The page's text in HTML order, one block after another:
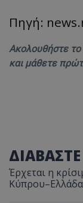
Πηγή:
Ακολουθήστε το
και μάθετε
Έρχεται η